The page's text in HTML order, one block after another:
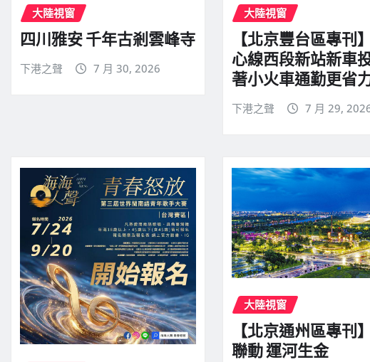
大陸視窗
四川雅安 千年古剎雲峰寺
下港之聲 7 月 30, 2026
大陸視窗
【北京豐台區專刊
心線西段新站新車
著小火車通勤更省
下港之聲 7 月 29,
大陸視窗
【北京通州區專刊
聯動 運河生金